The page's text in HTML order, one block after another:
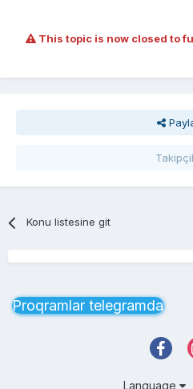
This topic is now closed to
Konu listesine git
Proqramlar telegramda
Language